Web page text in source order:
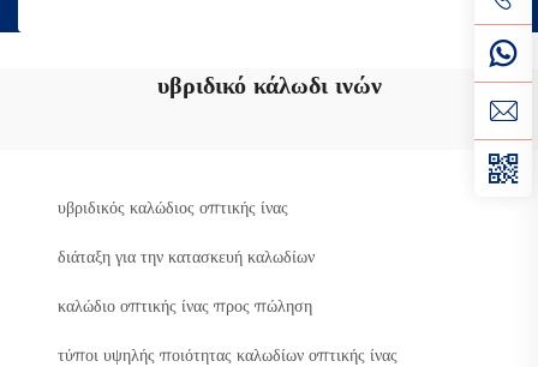
υβριδικό κάλωδι ινών
υβριδικός καλώδιος οπτικής ίνας
διάταξη για την κατασκευή καλωδίων
καλώδιο οπτικής ίνας προς πώληση
τύποι υψηλής ποιότητας καλωδίων οπτικής ίνας